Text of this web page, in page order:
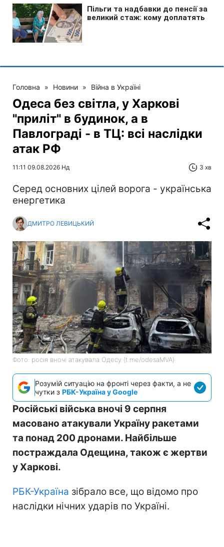
Головна » Новини » Війна в Україні
Одеса без світла, у Харкові
"приліт" в будинок, а в
Павлограді - в ТЦ: всі наслідки
атак РФ
11:11 09.08.2026 Нд 3 хв
Серед основних цілей ворога - українська
енергетика
ДМИТРО ЛЕВИЦЬКИЙ
Фото: росія вночі атакувала Одесу (t.me/odesaMVA)
Розумій ситуацію на фронті через факти, а не
чутки з РБК-Україна у Google
Російські війська вночі 9 серпня
масовано атакували Україну ракетами
та понад 200 дронами. Найбільше
постраждала Одещина, також є жертви
у Харкові.
РБК-Україна зібрало все, що відомо про
наслідки нічних ударів по Україні.